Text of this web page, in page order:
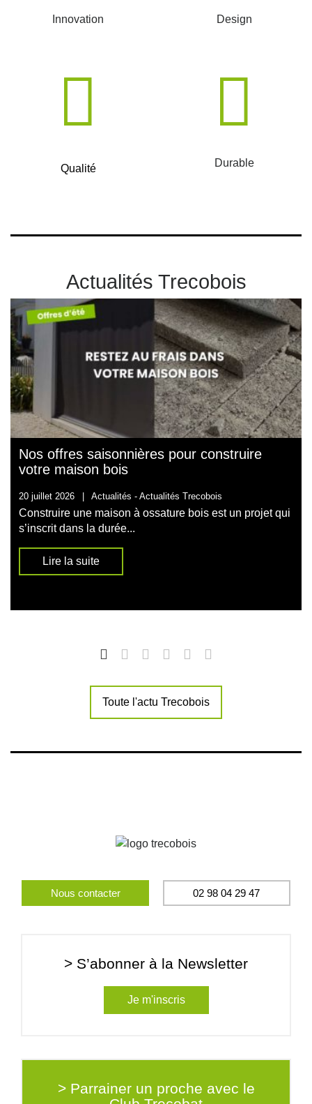
Innovation Design
Qualité Durable
Actualités Trecobois
Nos offres saisonnières pour construire
votre maison bois
20 juillet 2026 Actualités - Actualités Trecobois
Construire une maison à ossature bois est un projet qui
s’inscrit dans la durée...
Lire la suite
Toute l'actu Trecobois
Nous contacter 02 98 04 29 47
> S’abonner à la Newsletter
Je m'inscris
> Parrainer un proche avec le